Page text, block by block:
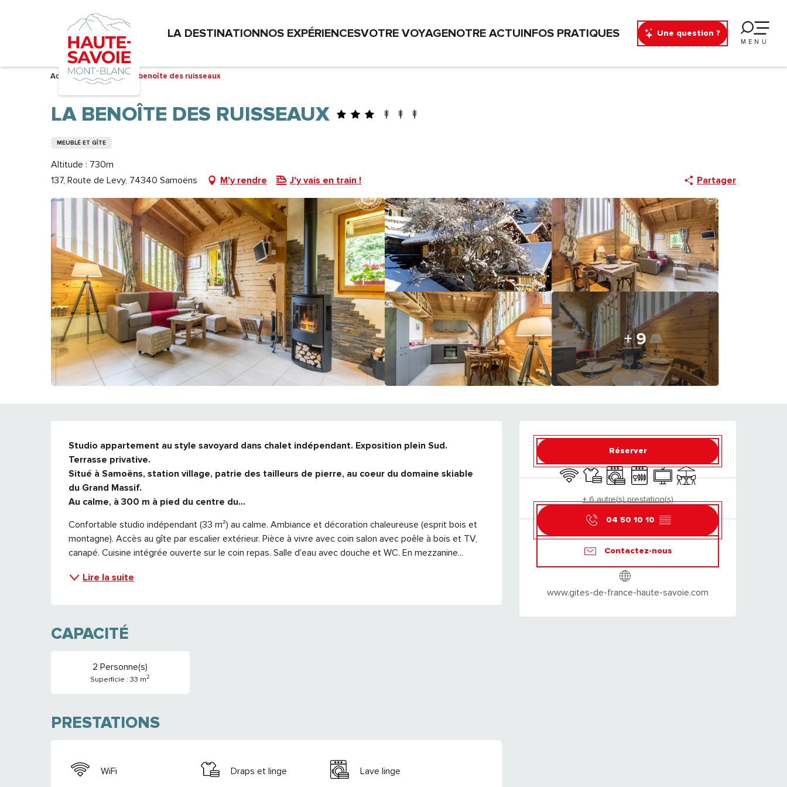
Une question ?
MENU
LA DESTINATIONNOS EXPÉRIENCESVOTRE VOYAGENOTRE ACTUINFOS PRATIQUES
Accueil – Je prépare La benoîte des ruisseaux
LA BENOÎTE DES RUISSEAUX
MEUBLÉ ET GÎTE
Altitude : 730m
137, Route de Levy, 74340 Samoëns
M'y rendre J'y vais en train ! Partager
+ 9
OUVERTURE ET
Réserver
WiFi Draps et linge
Lave lingeLave vaisselle
TélévisionTerrasse
+ 6 autre(s) prestation(s)
04 50 10 10 ▒▒
Contactez-nous
www.gites-de-france-haute-savoie.com
DESCRIPTION
Studio appartement au style savoyard dans chalet indépendant. Exposition plein Sud.
Terrasse privative.
Situé à Samoëns, station village, patrie des tailleurs de pierre, au coeur du domaine skiable
du Grand Massif.
Au calme, à 300 m à pied du centre du...
Confortable studio indépendant (33 m²) au calme. Ambiance et décoration chaleureuse (esprit bois et
montagne). Accès au gîte par escalier extérieur. Pièce à vivre avec coin salon avec poêle à bois et TV,
canapé. Cuisine intégrée ouverte sur le coin repas. Salle d'eau avec douche et WC. En mezzanine...
Lire la suite
CAPACITÉ
2 Personne(s)
Superficie : 33 m2
PRESTATIONS
WiFi Draps et linge Lave linge